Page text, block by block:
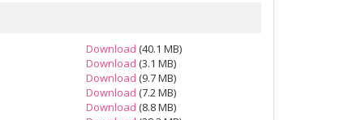
Download (40.1 MB)
Download (3.1 MB)
Download (9.7 MB)
Download (7.2 MB)
Download (8.8 MB)